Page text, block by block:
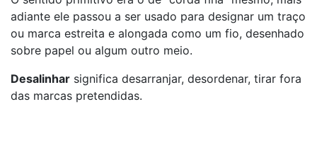
adiante ele passou a ser usado para designar um traço
ou marca estreita e alongada como um fio, desenhado
sobre papel ou algum outro meio.
Desalinhar significa desarranjar, desordenar, tirar fora
das marcas pretendidas.